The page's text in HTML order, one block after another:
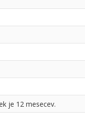
je 12 mesecev.